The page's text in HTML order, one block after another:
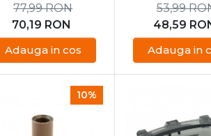
70,19 RON
77,99RON
Adauga in cos
48,59
53,99
Adauga in
10%